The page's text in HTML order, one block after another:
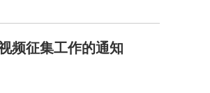
频征集工作的通知